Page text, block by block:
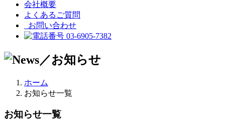
会社概要
よくあるご質問
お問い合わせ
03-6905-7382
ホーム
お知らせ一覧
お知らせ一覧